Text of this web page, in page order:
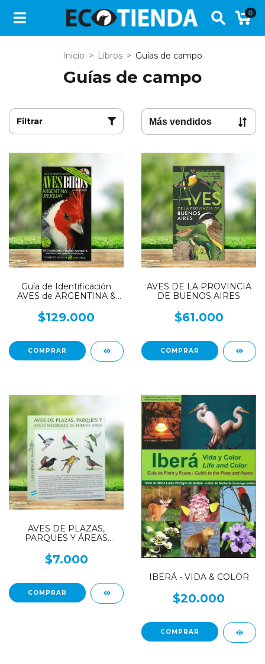
0
Inicio > Libros > Guías de campo
Guías de campo
Filtrar
Guía de Identificación
AVES de ARGENTINA &
$129.000
AVES DE LA PROVINCIA
DE BUENOS AIRES
$61.000
AVES DE PLAZAS,
PARQUES Y ÁREAS
AIRES
$7.000
IBERÁ - VIDA & COLOR
$20.000